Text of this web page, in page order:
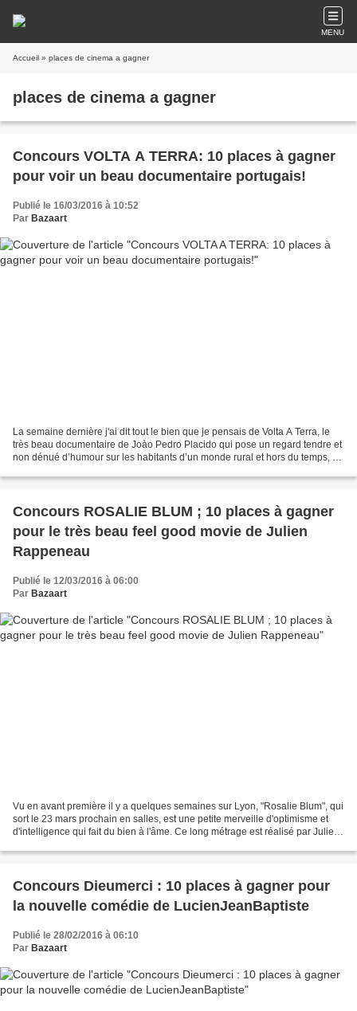
MENU
Accueil » places de cinema a gagner
places de cinema a gagner
Concours VOLTA A TERRA: 10 places à gagner
pour voir un beau documentaire portugais!
Publié le 16/03/2016 à 10:52
Par Bazaart
La semaine dernière j'ai dit tout le bien que je pensais de Volta A Terra, le
très beau documentaire de Joào Pedro Placido qui pose un regard tendre et
non dénué d’humour sur les habitants d’un monde rural et hors du temps, au
Concours ROSALIE BLUM ; 10 places à gagner
pour le très beau feel good movie de Julien
Rappeneau
Publié le 12/03/2016 à 06:00
Par Bazaart
Vu en avant première il y a quelques semaines sur Lyon, "Rosalie Blum", qui
sort le 23 mars prochain en salles, est une petite merveille d'optimisme et
d'intelligence qui fait du bien à l'âme. Ce long métrage est réalisé par Julien
Concours Dieumerci : 10 places à gagner pour
la nouvelle comédie de LucienJeanBaptiste
Publié le 28/02/2016 à 06:10
Par Bazaart